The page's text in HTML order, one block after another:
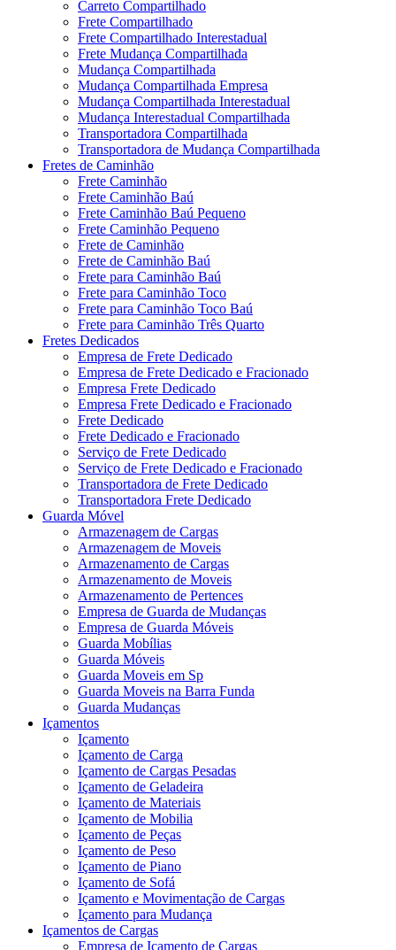
Carreto Compartilhado
Frete Compartilhado
Frete Compartilhado Interestadual
Frete Mudança Compartilhada
Mudança Compartilhada
Mudança Compartilhada Empresa
Mudança Compartilhada Interestadual
Mudança Interestadual Compartilhada
Transportadora Compartilhada
Transportadora de Mudança Compartilhada
Fretes de Caminhão
Frete Caminhão
Frete Caminhão Baú
Frete Caminhão Baú Pequeno
Frete Caminhão Pequeno
Frete de Caminhão
Frete de Caminhão Baú
Frete para Caminhão Baú
Frete para Caminhão Toco
Frete para Caminhão Toco Baú
Frete para Caminhão Três Quarto
Fretes Dedicados
Empresa de Frete Dedicado
Empresa de Frete Dedicado e Fracionado
Empresa Frete Dedicado
Empresa Frete Dedicado e Fracionado
Frete Dedicado
Frete Dedicado e Fracionado
Serviço de Frete Dedicado
Serviço de Frete Dedicado e Fracionado
Transportadora de Frete Dedicado
Transportadora Frete Dedicado
Guarda Móvel
Armazenagem de Cargas
Armazenagem de Moveis
Armazenamento de Cargas
Armazenamento de Moveis
Armazenamento de Pertences
Empresa de Guarda de Mudanças
Empresa de Guarda Móveis
Guarda Mobílias
Guarda Móveis
Guarda Moveis em Sp
Guarda Moveis na Barra Funda
Guarda Mudanças
Içamentos
Içamento
Içamento de Carga
Içamento de Cargas Pesadas
Içamento de Geladeira
Içamento de Materiais
Içamento de Mobilia
Içamento de Peças
Içamento de Peso
Içamento de Piano
Içamento de Sofá
Içamento e Movimentação de Cargas
Içamento para Mudança
Içamentos de Cargas
Empresa de Içamento de Cargas